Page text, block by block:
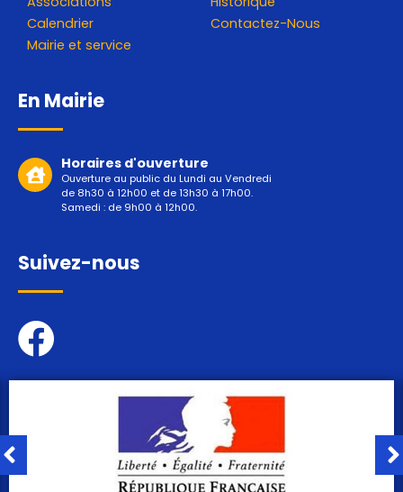
Calendrier
Mairie et service
Contactez-Nous
En Mairie
Horaires d'ouverture
Ouverture au public du Lundi au Vendredi
de 8h30 à 12h00 et de 13h30 à 17h00.
Samedi : de 9h00 à 12h00.
Suivez-nous